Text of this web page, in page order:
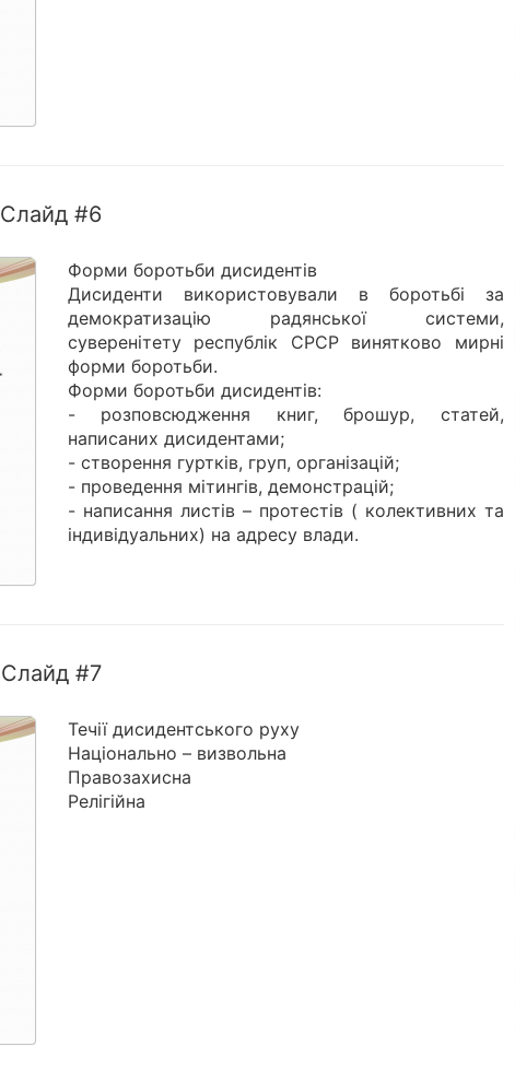
Слайд #6
Форми боротьби дисидентів
Дисиденти використовували в боротьбі за
демократизацію радянської системи,
суверенітету республік СРСР винятково мирні
форми боротьби.
Форми боротьби дисидентів:
- розповсюдження книг, брошур, статей,
написаних дисидентами;
- створення гуртків, груп, організацій;
- проведення мітингів, демонстрацій;
- написання листів – протестів ( колективних та
індивідуальних) на адресу влади.
Слайд #7
Течії дисидентського руху
Національно – визвольна
Правозахисна
Релігійна